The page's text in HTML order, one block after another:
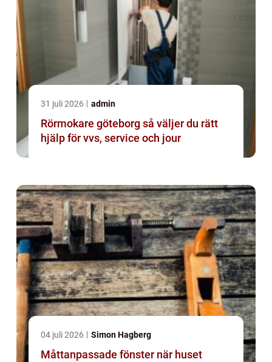
31 juli 2026 admin
Rörmokare göteborg så väljer du rätt
hjälp för vvs, service och jour
04 juli 2026 Simon Hagberg
Måttanpassade fönster när huset